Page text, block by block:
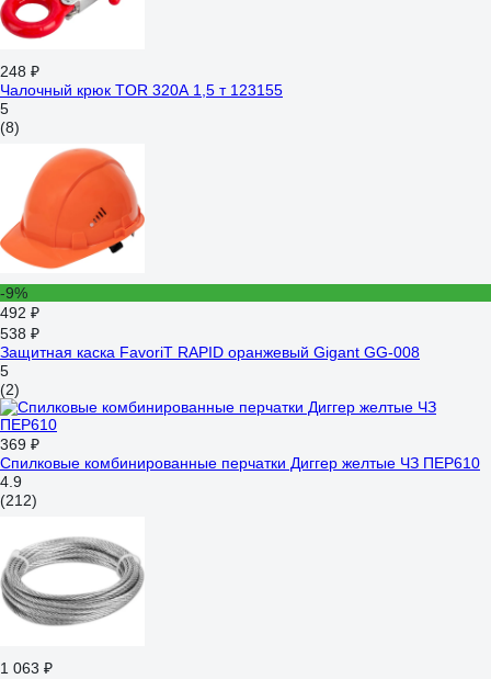
248 ₽
Чалочный крюк TOR 320А 1,5 т 123155
5
(8)
-9%
492 ₽
538 ₽
Защитная каска FavoriT RAPID оранжевый Gigant GG-008
5
(2)
369 ₽
Спилковые комбинированные перчатки Диггер желтые ЧЗ ПЕР610
4.9
(212)
1 063 ₽